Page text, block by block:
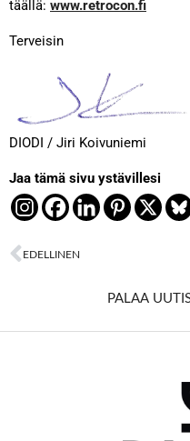
täällä: www.retrocon.fi
Terveisin
DIODI / Jiri Koivuniemi
Jaa tämä sivu ystävillesi
Prev
EDELLINEN
PALAA